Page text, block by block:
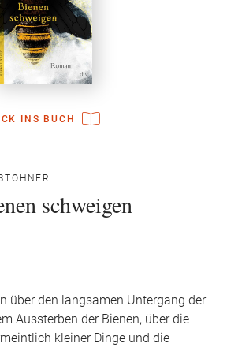
INS BUCH
schweigen
über den langsamen Untergang der
Aussterben der Bienen, über die
kleiner Dinge und die